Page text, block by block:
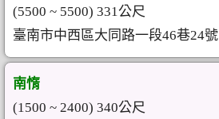
(5500 ~ 5500) 331公尺
臺南市中西區大同路一段46巷24號
南惰
(1500 ~ 2400) 340公尺